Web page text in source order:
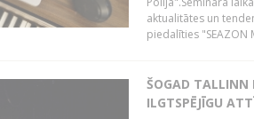
aktualitātes un
piedalīties "SEAZON
ŠOGAD TALLINN
ILGTSPĒJĪGU